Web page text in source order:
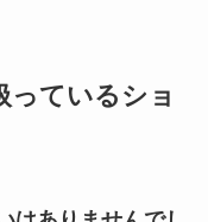
っているショ